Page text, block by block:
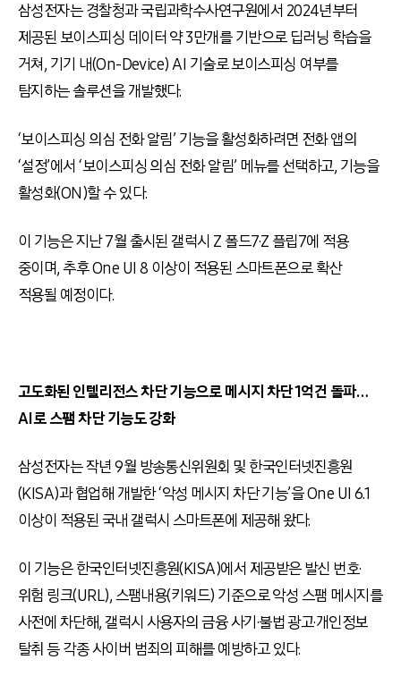
삼성전자는 경찰청과 국립과학수사연구원에서 2024년부터
제공된 보이스피싱 데이터 약 3만개를 기반으로 딥러닝 학습을
거쳐, 기기 내(On-Device) AI 기술로 보이스피싱 여부를
탐지하는 솔루션을 개발했다.
‘보이스피싱 의심 전화 알림’ 기능을 활성화하려면 전화 앱의
‘설정’에서 ‘보이스피싱 의심 전화 알림’ 메뉴를 선택하고, 기능을
활성화(ON)할 수 있다.
이 기능은 지난 7월 출시된 갤럭시 Z 폴드7·Z 플립7에 적용
중이며, 추후 One UI 8 이상이 적용된 스마트폰으로 확산
적용될 예정이다.
고도화된 인텔리전스 차단 기능으로 메시지 차단 1억건 돌파…
AI로 스팸 차단 기능도 강화
삼성전자는 작년 9월 방송통신위원회 및 한국인터넷진흥원
(KISA)과 협업해 개발한 ‘악성 메시지 차단 기능’을 One UI 6.1
이상이 적용된 국내 갤럭시 스마트폰에 제공해 왔다.
이 기능은 한국인터넷진흥원(KISA)에서 제공받은 발신 번호·
위험 링크(URL), 스팸내용(키워드) 기준으로 악성 스팸 메시지를
사전에 차단해, 갤럭시 사용자의 금융 사기·불법 광고·개인정보
탈취 등 각종 사이버 범죄의 피해를 예방하고 있다.